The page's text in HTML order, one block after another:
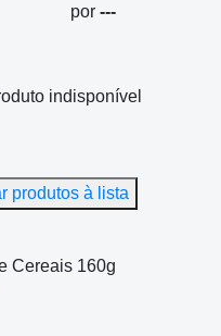
por ---
indisponível
produtos à lista
Cereais 160g